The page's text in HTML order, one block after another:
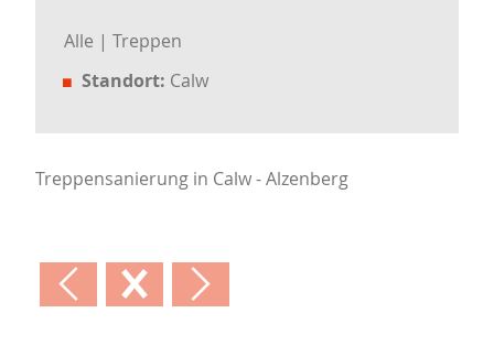
Alle
Treppen
Standort: Calw
Treppensanierung in Calw - Alzenberg